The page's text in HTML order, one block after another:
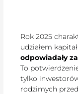
Rok 2025
udziałem
odpowiadały
To
tylko
rodzimych